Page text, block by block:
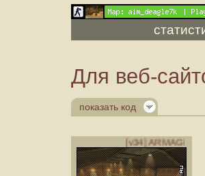
Для веб-
показать код